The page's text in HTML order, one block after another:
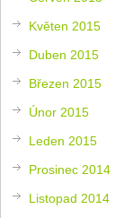
Květen 2015
Duben 2015
Březen 2015
Únor 2015
Leden 2015
Prosinec 2014
Listopad 2014